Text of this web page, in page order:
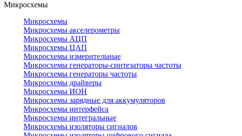
Микросхемы
Микросхемы
Микросхемы акселерометры
Микросхемы АЦП
Микросхемы ЦАП
Микросхемы измерительные
Микросхемы генераторы-синтезаторы частоты
Микросхемы генераторы частоты
Микросхемы драйверы
Микросхемы ИОН
Микросхемы зарядные для аккумуляторов
Микросхемы интерфейса
Микросхемы интегральные
Микросхемы изоляторы сигналов